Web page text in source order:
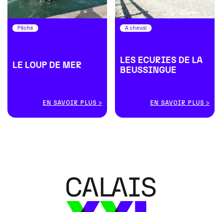
Pêche
LE LOUP DE MER
EN SAVOIR PLUS
A cheval
LES ECURIES DE LA
BEUSSINGUE
EN SAVOIR PLUS